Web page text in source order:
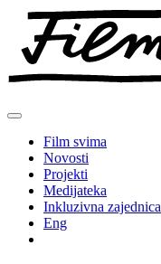
Preskoči
sadržaj
Film svima
Novosti
Projekti
Medijateka
Inkluzivna zajednica
Eng